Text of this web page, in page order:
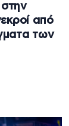
από
των